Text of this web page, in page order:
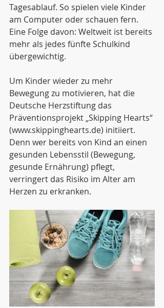
Tagesablauf. So spielen viele Kinder
am Computer oder schauen fern.
Eine Folge davon: Weltweit ist bereits
mehr als jedes fünfte Schulkind
übergewichtig.
Um Kinder wieder zu mehr
Bewegung zu motivieren, hat die
Deutsche Herzstiftung das
Präventionsprojekt „Skipping Hearts“
(www.skippinghearts.de) initiiert.
Denn wer bereits von Kind an einen
gesunden Lebensstil (Bewegung,
gesunde Ernährung) pflegt,
verringert das Risiko im Alter am
Herzen zu erkranken.